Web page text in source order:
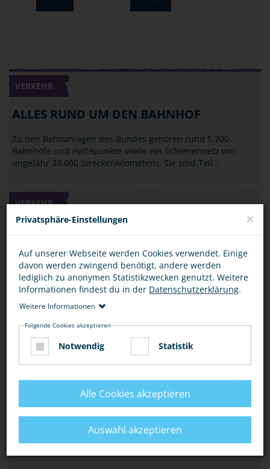
VERKEHR
ALLES RUND UM DEN BAHNHOF
Zu den Bahnanlagen des Bundes gehören rund 5.700
Bahnhöfe und Haltepunkte sowie ein Schienennetz von
ungefähr 33.000 Streckenkilometern. Sie sind Teil…
VERKEHR
Für Auto- und Radfahrer ist der Griff zum Handy während
der Fahrt verboten (§ 23 Abs.1a StVO), aber auch als
Fußgänger, Inliner oder Skater usw. ist…
NACHTS SICHER UNTERWEGS
Fühlst Du dich nachts auf dem Heimweg, im Bus oder in der
dein Sicherheitsgefühl und bist immer…
ACHTUNG BAHNÜBERGANG!
Privatsphäre-Einstellungen ×
Auf unserer Webseite werden Cookies verwendet. Einige
davon werden zwingend benötigt, andere werden
lediglich zu anonymen Statistikzwecken genutzt. Weitere
Informationen findest du in der Datenschutzerklärung.
Weitere Informationen
Folgende Cookies akzeptieren
Notwendig Statistik
Alle Cookies akzeptieren
Auswahl akzeptieren